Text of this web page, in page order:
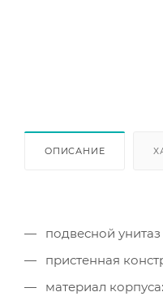
ОПИСАНИЕ
подвесной унитаз
пристенная
материал